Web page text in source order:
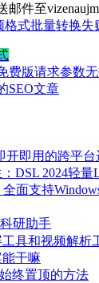
件至
格式批量转换失
费版请求参数
SEO文章
开即用的跨平
DSL 2024轻量
面支持
研助手
具和视频解析
干嘛
终置顶的方法